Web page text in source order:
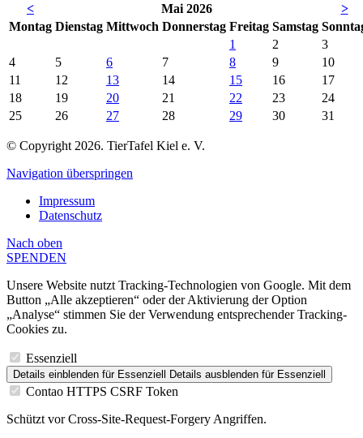
< Mai 2026
>
Montag Dienstag Mittwoch Donnerstag Freitag Samstag So
1
2
3
4
5 6 7 8 9
10
11
12 13 14 15 16
17
18
19 20 21 22 23
24
25
26 27 28 29 30 31
© Copyright 2026. TierTafel Kiel e. V.
Navigation überspringen
Impressum
Datenschutz
Nach oben
SPENDEN
Unsere Website nutzt Tracking-Technologien von Google. Mit dem
Button „Alle akzeptieren“ oder der Aktivierung der Option
„Analyse“ stimmen Sie der Verwendung entsprechender Tracking-
Cookies zu.
Essenziell
Details einblenden für Essenziell Details ausblenden für Essenziell
Contao HTTPS CSRF Token
Schützt vor Cross-Site-Request-Forgery Angriffen.